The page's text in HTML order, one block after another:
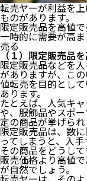
転売ヤーが利益を
ものがあります。
限定販売品を高値
一時的に需要が高
売る
（１）限定販売品
限定販売品などを
がありますが、こ
値転売を目的とし
あります。
たとえば、人気キ
や、服飾品やスポ
定の商品が挙げられ
限定販売品は、数
ってしまうと、入
その商品をどうし
販売価格より高値
が自然でしょう。